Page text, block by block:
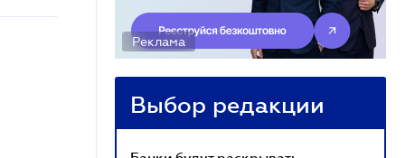
Реклама
Выбор редакции